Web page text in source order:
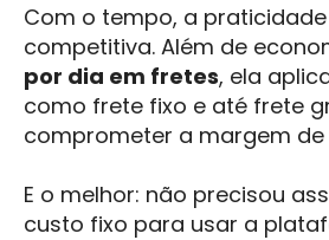
Com o tempo, a
competitiva. Além de
por dia em fretes, ela
como frete fixo e até frete
comprometer a margem de
E o melhor: não precisou
custo fixo para usar a